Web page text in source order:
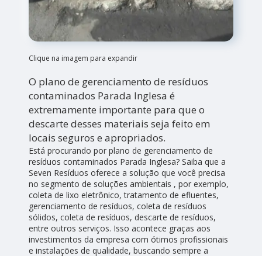
Clique na imagem para expandir
O plano de gerenciamento de resíduos
contaminados Parada Inglesa é
extremamente importante para que o
descarte desses materiais seja feito em
locais seguros e apropriados.
Está procurando por plano de gerenciamento de
resíduos contaminados Parada Inglesa? Saiba que a
Seven Resíduos oferece a solução que você precisa
no segmento de soluções ambientais , por exemplo,
coleta de lixo eletrônico, tratamento de efluentes,
gerenciamento de resíduos, coleta de resíduos
sólidos, coleta de resíduos, descarte de resíduos,
entre outros serviços. Isso acontece graças aos
investimentos da empresa com ótimos profissionais
e instalações de qualidade, buscando sempre a